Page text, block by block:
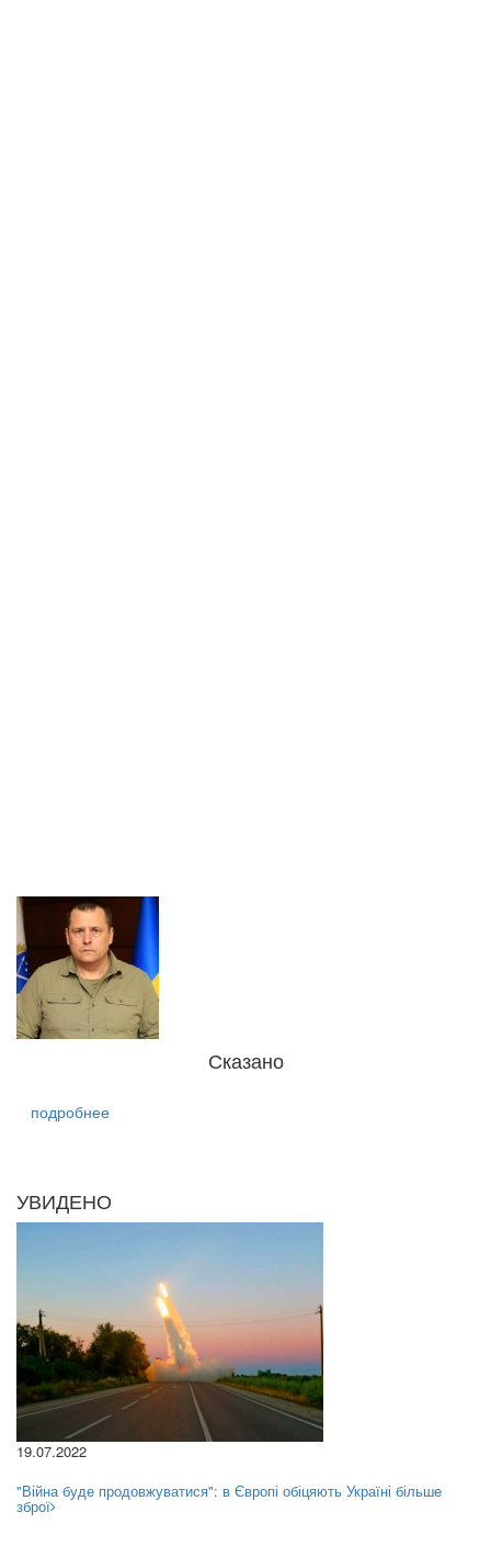
Сказано
подробнее
УВИДЕНО
19.07.2022
"Війна буде продовжуватися": в Європі обіцяють Україні більше
зброї